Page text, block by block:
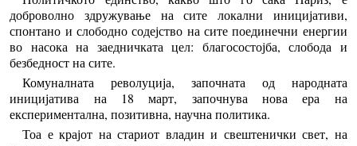
доброволно здружување на сите локални иницијативи,
спонтано и слободно содејство на сите поединечни енергии
во насока на заедничката цел: благосостојба, слобода и
безбедност на сите.
Комуналната револуција, започната од народната
иницијатива на 18 март, започнува нова ера на
експериментална, позитивна, научна политика.
Тоа е крајот на стариот владин и свештенички свет, на